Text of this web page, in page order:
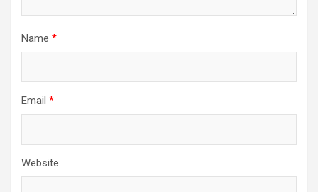
Name *
Email *
Website